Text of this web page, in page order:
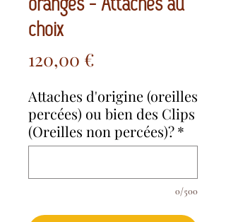
choix
120,00 €
Attaches d'origine (oreilles
percées) ou bien des Clips
(Oreilles non percées)?*
0/500